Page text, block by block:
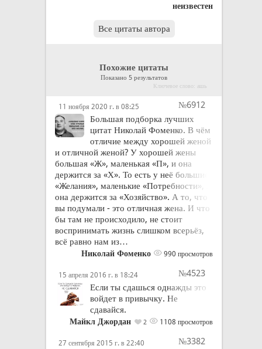
неизвестен
Все цитаты автора
Похожие цитаты
Показано 5 результатов
Ключевое слово: ашь
11 ноября 2020 г. в 08:25
№6912
Большая подборка лучших
цитат Николай Фоменко. В чём
отличие между хорошей женой
и отличной женой? У хорошей жены
большая «Ж», маленькая «П», и она
держится за «Х». То есть у неё большие
«Желания», маленькие «Потребности», и
она держится за «Хозяйство». А то, что
вы подумали - это отличная жена. И что
бы там не происходило, не стоит
воспринимать жизнь слишком всерьёз,
всё равно нам из…
Николай Фоменко 990 просмотров
15 апреля 2016 г. в 18:24
№4523
Если ты сдашься однажды это
войдет в привычку. Не
сдавайся.
Майкл Джордан 2 1108 просмотров
27 сентября 2015 г. в 22:40
№3382